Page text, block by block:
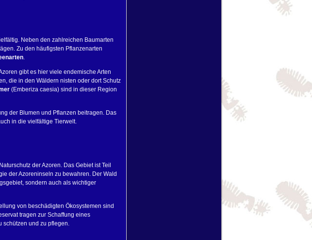
Neben den zahlreichen Baumarten
Zu den häufigsten Pflanzenarten
.
gibt es hier viele endemische Arten
die in den Wäldern nisten oder dort Schutz
(Emberiza caesia) sind in dieser Region
der Blumen und Pflanzen beitragen. Das
in die vielfältige Tierwelt.
der Azoren. Das Gebiet ist Teil
der Azoreninseln zu bewahren. Der Wald
sondern auch als wichtiger
von beschädigten Ökosystemen sind
tragen zur Schaffung eines
schützen und zu pflegen.